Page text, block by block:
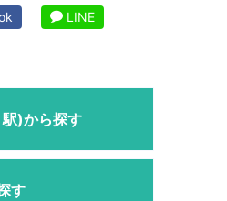
LINE
)から探す
す